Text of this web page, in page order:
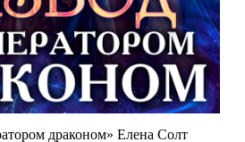
драконом» Елена Солт